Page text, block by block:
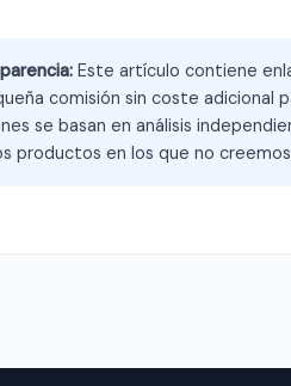
Este artículo contiene
comisión sin coste adicional
se basan en análisis
productos en los que no